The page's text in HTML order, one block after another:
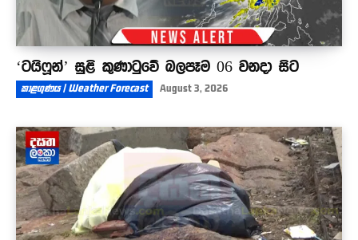
‘ටයිෆූන්’ සුළි කුණාටුවේ බලපෑම 06 වනදා සිට
කාළගුණය | Weather Forecast August 3, 2026